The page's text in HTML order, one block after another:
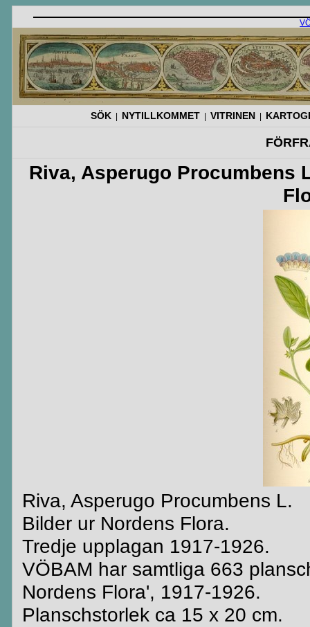
SÖK NYTILLKOMMET VITRINEN
Riva, Asperugo Procumbens
Riva, Asperugo Procumbens L.
Bilder ur Nordens Flora.
Tredje upplagan 1917-1926.
VÖBAM har samtliga 663
Nordens Flora', 1917-1926.
Planschstorlek ca 15 x 20 cm.